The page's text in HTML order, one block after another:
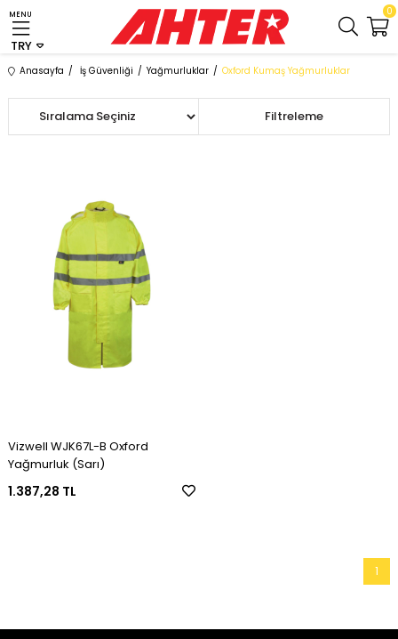
MENU
TRY
0
Anasayfa İş Güvenliği Yağmurluklar Oxford Kumaş Yağmurluklar
Filtreleme
Sıralama
Vizwell WJK67L-B Oxford
Yağmurluk (Sarı)
1.387,28 TL
1